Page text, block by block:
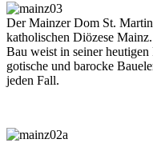
Der Mainzer Dom St.
katholischen Diözese
Bau weist in seiner
gotische und barocke
jeden Fall.